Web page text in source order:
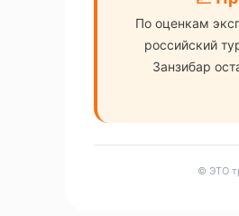
По оценкам
российский
Занзибар
© ЭТО